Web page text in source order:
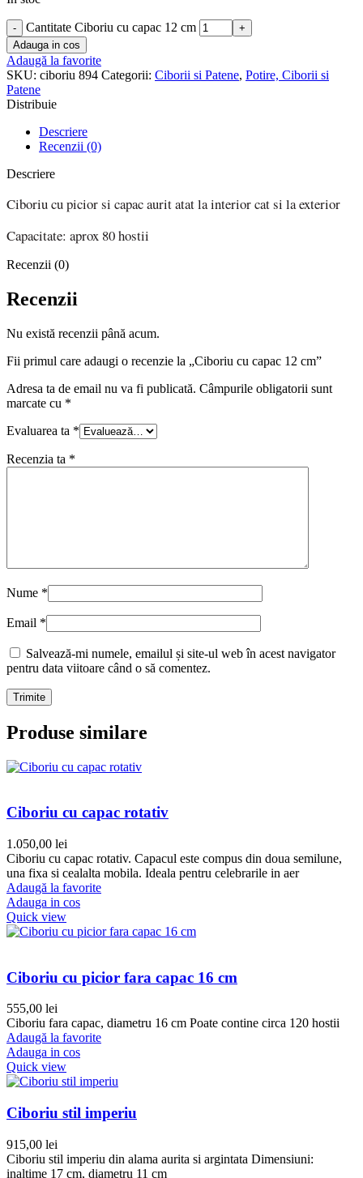
Cantitate Ciboriu cu capac 12 cm
Adauga in cos
Adaugă la favorite
SKU: ciboriu 894 Categorii: Ciborii si Patene, Potire, Ciborii si
Patene
Distribuie
Descriere
Recenzii (0)
Descriere
Ciboriu cu picior si capac aurit atat la interior cat si la exterior
Capacitate: aprox 80 hostii
Recenzii (0)
Recenzii
Nu există recenzii până acum.
Fii primul care adaugi o recenzie la „Ciboriu cu capac 12 cm”
Adresa ta de email nu va fi publicată. Câmpurile obligatorii sunt
marcate cu *
Evaluarea ta *
Recenzia ta *
Nume *
Email *
Salvează-mi numele, emailul și site-ul web în acest navigator
pentru data viitoare când o să comentez.
Produse similare
Ciboriu cu capac rotativ
1.050,00 lei
Ciboriu cu capac rotativ. Capacul este compus din doua semilune,
una fixa si cealalta mobila. Ideala pentru celebrarile in aer
Adaugă la favorite
Adauga in cos
Quick view
Ciboriu cu picior fara capac 16 cm
555,00 lei
Ciboriu fara capac, diametru 16 cm Poate contine circa 120 hostii
Adaugă la favorite
Adauga in cos
Quick view
Ciboriu stil imperiu
915,00 lei
Ciboriu stil imperiu din alama aurita si argintata Dimensiuni:
inaltime 17 cm, diametru 11 cm